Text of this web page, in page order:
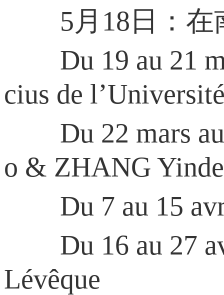
5月18日：在
Du 19 au 21
cius de
Du 22 mars au
o & ZHANG Yinde
Du 7 au 15 avril
Du 16 au 27
Lévêque